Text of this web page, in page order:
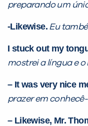
preparando um
-Likewise. Eu
I stuck out my
mostrei a língua e o
– It was very nice
prazer em
– Likewise, Mr.